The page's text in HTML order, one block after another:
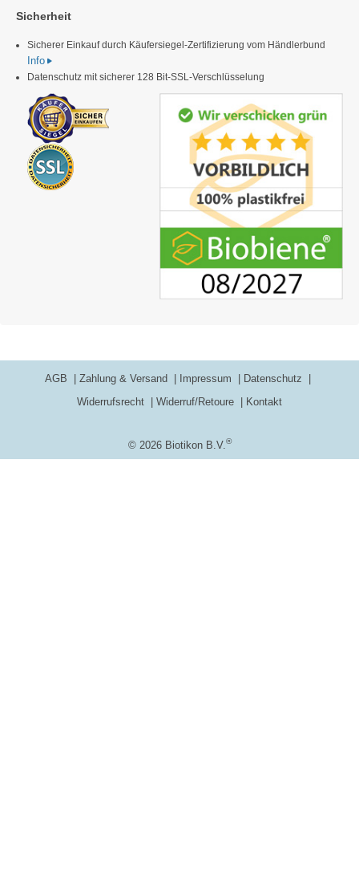
Sicherheit
Sicherer Einkauf durch Käufersiegel-Zertifizierung vom Händlerbund
Info
Datenschutz mit sicherer 128 Bit-SSL-Verschlüsselung
© 2026 Biotikon B.V.®
AGB Zahlung & Versand Impressum
Datenschutz
Widerrufsrecht
Widerruf/Retoure Kontakt